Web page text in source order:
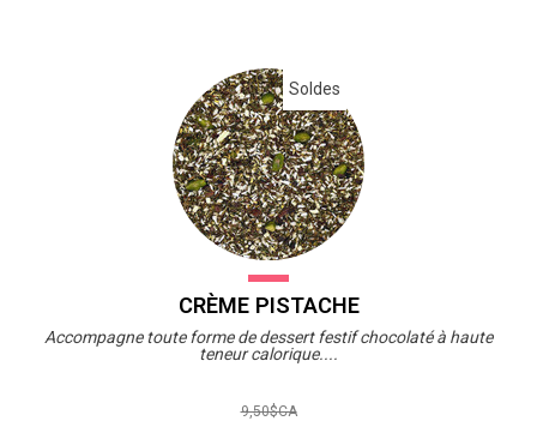
Soldes
CRÈME PISTACHE
Accompagne toute forme de dessert festif chocolaté à haute
teneur calorique....
9,50$CA